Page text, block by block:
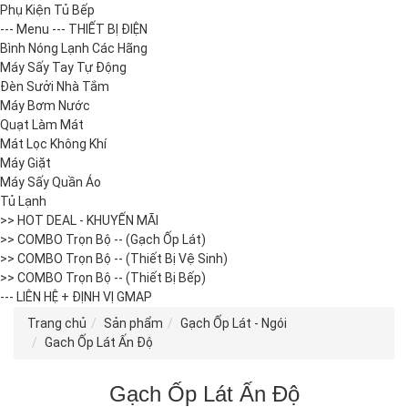
Phụ Kiện Tủ Bếp
--- Menu --- THIẾT BỊ ĐIỆN
Bình Nóng Lạnh Các Hãng
Máy Sấy Tay Tự Động
Đèn Sưởi Nhà Tắm
Máy Bơm Nước
Quạt Làm Mát
Mát Lọc Không Khí
Máy Giặt
Máy Sấy Quần Áo
Tủ Lạnh
>> HOT DEAL - KHUYẾN MÃI
>> COMBO Trọn Bộ -- (Gạch Ốp Lát)
>> COMBO Trọn Bộ -- (Thiết Bị Vệ Sinh)
>> COMBO Trọn Bộ -- (Thiết Bị Bếp)
--- LIÊN HỆ + ĐỊNH VỊ GMAP
Trang chủ
Sản phẩm
Gạch Ốp Lát - Ngói
Gach Ốp Lát Ấn Độ
Gạch Ốp Lát Ấn Độ